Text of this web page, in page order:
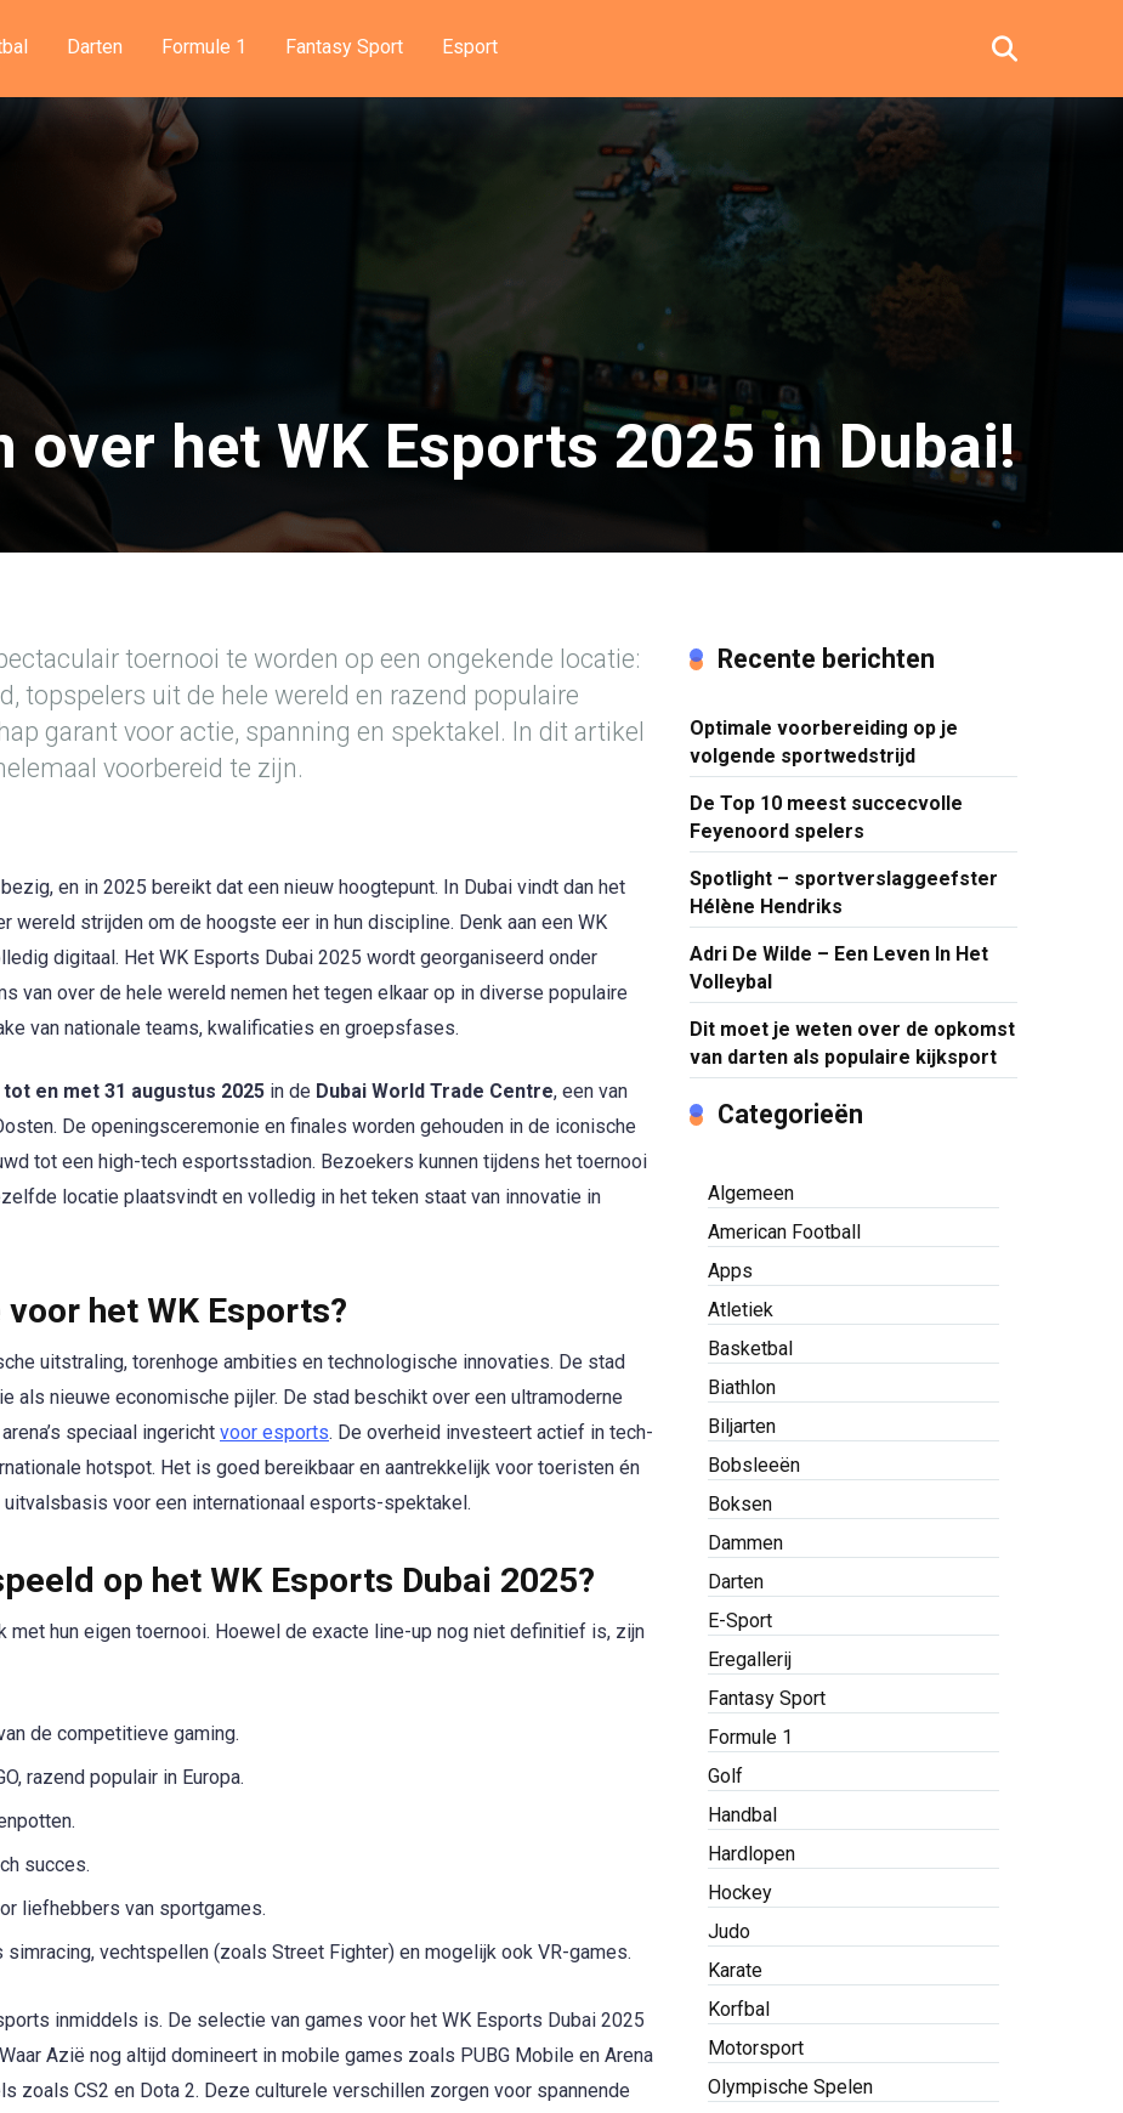
Darten Formule 1 Fantasy Sport Esport
over het WK Esports 2025 in Dubai!
toernooi te worden op een ongekende locatie:
topspelers uit de hele wereld en razend populaire
garant voor actie, spanning en spektakel. In dit artikel
voorbereid te zijn.
en in 2025 bereikt dat een nieuw hoogtepunt. In Dubai vindt dan het
strijden om de hoogste eer in hun discipline. Denk aan een WK
digitaal. Het WK Esports Dubai 2025 wordt georganiseerd onder
van over de hele wereld nemen het tegen elkaar op in diverse populaire
van nationale teams, kwalificaties en groepsfases.
tot en met 31 augustus 2025 in de Dubai World Trade Centre, een van
De openingsceremonie en finales worden gehouden in de iconische
tot een high-tech esportsstadion. Bezoekers kunnen tijdens het toernooi
locatie plaatsvindt en volledig in het teken staat van innovatie in
het WK Esports?
uitstraling, torenhoge ambities en technologische innovaties. De stad
als nieuwe economische pijler. De stad beschikt over een ultramoderne
speciaal ingericht voor esports. De overheid investeert actief in tech-
hotspot. Het is goed bereikbaar en aantrekkelijk voor toeristen én
voor een internationaal esports-spektakel.
op het WK Esports Dubai 2025?
hun eigen toernooi. Hoewel de exacte line-up nog niet definitief is, zijn
de competitieve gaming.
razend populair in Europa.
succes.
liefhebbers van sportgames.
vechtspellen (zoals Street Fighter) en mogelijk ook VR-games.
inmiddels is. De selectie van games voor het WK Esports Dubai 2025
Azië nog altijd domineert in mobile games zoals PUBG Mobile en Arena
zoals CS2 en Dota 2. Deze culturele verschillen zorgen voor spannende
Recente berichten
Optimale voorbereiding op je
volgende sportwedstrijd
De Top 10 meest succecvolle
Feyenoord spelers
Spotlight – sportverslaggeefster
Hélène Hendriks
Adri De Wilde – Een Leven In Het
Volleybal
Dit moet je weten over de opkomst
van darten als populaire kijksport
Categorieën
Algemeen
American Football
Apps
Atletiek
Basketbal
Biathlon
Biljarten
Bobsleeën
Boksen
Dammen
Darten
E-Sport
Eregallerij
Fantasy Sport
Formule 1
Golf
Handbal
Hardlopen
Hockey
Judo
Karate
Korfbal
Motorsport
Olympische Spelen